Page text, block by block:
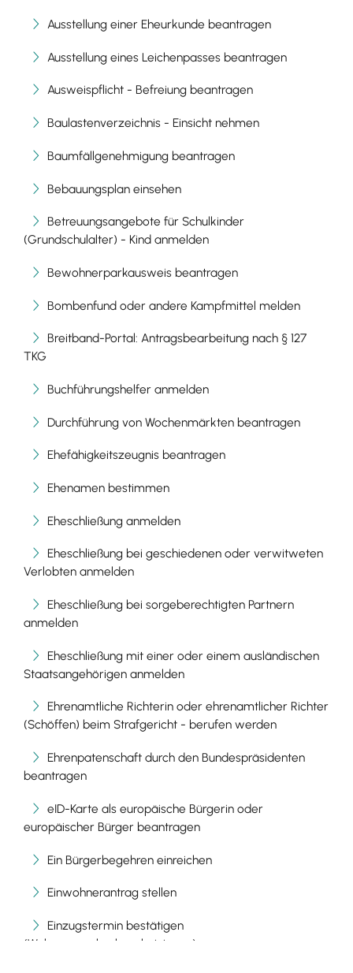
Ausstellung einer Eheurkunde beantragen
Ausstellung eines Leichenpasses beantragen
Ausweispflicht - Befreiung beantragen
Baulastenverzeichnis - Einsicht nehmen
Baumfällgenehmigung beantragen
Bebauungsplan einsehen
Betreuungsangebote für Schulkinder
(Grundschulalter) - Kind anmelden
Bewohnerparkausweis beantragen
Bombenfund oder andere Kampfmittel melden
Breitband-Portal: Antragsbearbeitung nach § 127
TKG
Buchführungshelfer anmelden
Durchführung von Wochenmärkten beantragen
Ehefähigkeitszeugnis beantragen
Ehenamen bestimmen
Eheschließung anmelden
Eheschließung bei geschiedenen oder verwitweten
Verlobten anmelden
Eheschließung bei sorgeberechtigten Partnern
anmelden
Eheschließung mit einer oder einem ausländischen
Staatsangehörigen anmelden
Ehrenamtliche Richterin oder ehrenamtlicher Richter
(Schöffen) beim Strafgericht - berufen werden
Ehrenpatenschaft durch den Bundespräsidenten
beantragen
eID-Karte als europäische Bürgerin oder
europäischer Bürger beantragen
Ein Bürgerbegehren einreichen
Einwohnerantrag stellen
Einzugstermin bestätigen
(Wohnungsgeberbescheinigung)